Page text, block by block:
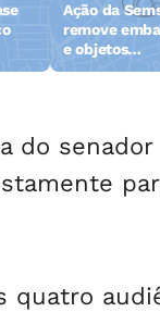
Ação da
remove
e objetos
do senador
quatro